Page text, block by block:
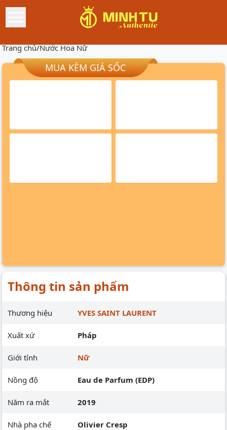
Trang chủ/Nước Hoa Nữ
MUA KÈM GIÁ SỐC
Thông tin sản phẩm
Thương hiệu YVES SAINT LAURENT
Xuất xứ Pháp
Giới tính Nữ
Nồng độ Eau de Parfum (EDP)
Năm ra mắt 2019
Nhà pha chế Olivier Cresp